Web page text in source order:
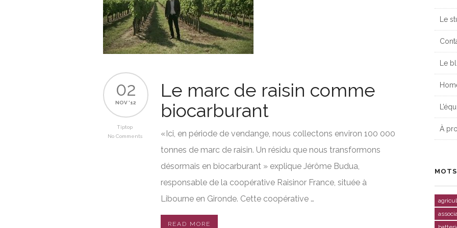
02
NOV '12
Tiptop
No Comments
Le marc de raisin comme
biocarburant
«Ici, en période de vendange, nous collectons environ 100 000
tonnes de marc de raisin. Un résidu que nous transformons
désormais en biocarburant » explique Jérôme Budua,
responsable de la coopérative Raisinor France, située à
Libourne en Gironde. Cette coopérative …
READ MORE
Le
Le
À